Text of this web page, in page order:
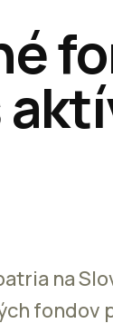
na
fondov